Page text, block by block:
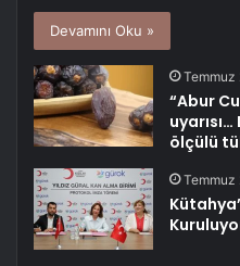
Devamını Oku »
Temmuz
“Abur
ölçülü
Temmuz